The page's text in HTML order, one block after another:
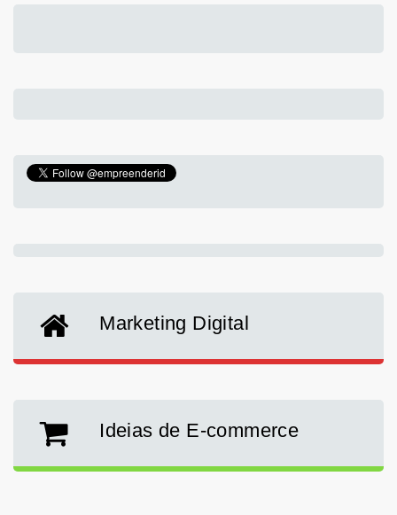
Marketing Digital
Ideias de E-commerce